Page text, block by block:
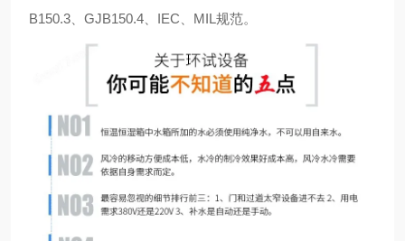
B150.3、GJB150.4、IEC、MIL规范。